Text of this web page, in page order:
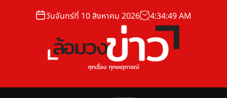
วันจันทร์ที่ 10 สิงหาคม 2026 4:34:50AM
อ